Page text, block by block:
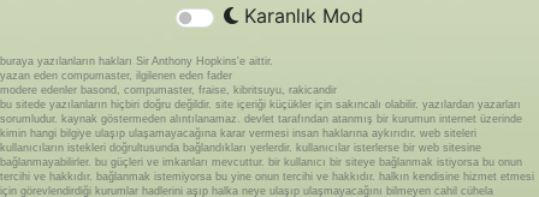
Karanlık Mod
buraya yazılanların hakları Sir Anthony Hopkins'e aittir.
yazan eden compumaster, ilgilenen eden fader
modere edenler basond, compumaster, fraise, kibritsuyu, rakicandir
bu sitede yazılanların hiçbiri doğru değildir. site içeriği küçükler için sakıncalı olabilir. yazılardan yazarları
sorumludur. kaynak göstermeden alıntılanamaz. devlet tarafından atanmış bir kurumun internet üzerinde
kimin hangi bilgiye ulaşıp ulaşamayacağına karar vermesi insan haklarına aykırıdır. web siteleri
kullanıcıların istekleri doğrultusunda bağlandıkları yerlerdir. kullanıcılar isterlerse bir web sitesine
bağlanmayabilirler. bu güçleri ve imkanları mevcuttur. bir kullanıcı bir siteye bağlanmak istiyorsa bu onun
tercihi ve hakkıdır. bağlanmak istemiyorsa bu yine onun tercihi ve hakkıdır. halkın kendisine hizmet etmesi
için görevlendirdiği kurumlar hadlerini aşıp halka neye ulaşıp ulaşmayacağını bilmeyen cahil cühela